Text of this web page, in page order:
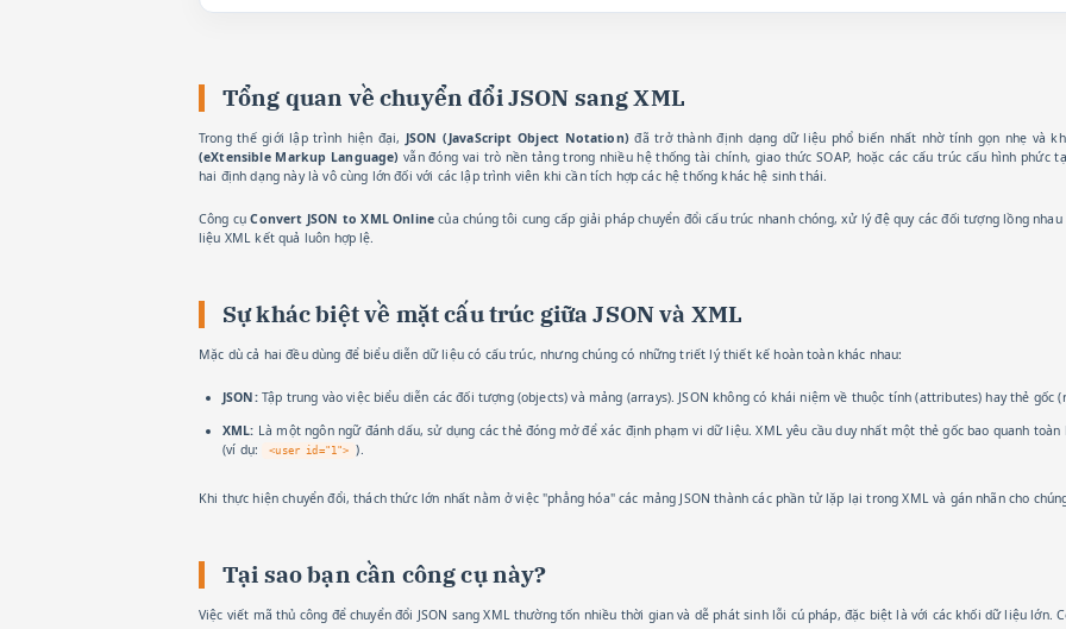
Tổng quan về chuyển đổi JSON sang XML
Trong thế giới lập trình hiện đại, JSON (JavaScript Object Notation) đã trở thành định dạng dữ liệu phổ biến nhất nhờ tính gọn nhẹ và
(eXtensible Markup Language) vẫn đóng vai trò nền tảng trong nhiều hệ thống tài chính, giao thức SOAP, hoặc các cấu trúc cấu hình phức
hai định dạng này là vô cùng lớn đối với các lập trình viên khi cần tích hợp các hệ thống khác hệ sinh thái.
Công cụConvert JSON to XML Online của chúng tôi cung cấp giải pháp chuyển đổi cấu trúc nhanh chóng, xử lý đệ quy các đối tượng lồng
liệu XML kết quả luôn hợp lệ.
Sự khác biệt về mặt cấu trúc giữa JSON và XML
Mặc dù cả hai đều dùng để biểu diễn dữ liệu có cấu trúc, nhưng chúng có những triết lý thiết kế hoàn toàn khác nhau:
JSON:Tập trung vào việc biểu diễn các đối tượng (objects) và mảng (arrays). JSON không có khái niệm về thuộc tính (attributes) hay thẻ
XML: Là một ngôn ngữ đánh dấu, sử dụng các thẻ đóng mở để xác định phạm vi dữ liệu. XML yêu cầu duy nhất một thẻ gốc bao quanh
(ví dụ:
<user id="1"> ).
Khi thực hiện chuyển đổi, thách thức lớn nhất nằm ở việc "phẳng hóa" các mảng JSON thành các phần tử lặp lại trong XML và gán nhãn cho
Tại sao bạn cần công cụ này?
Việc viết mã thủ công để chuyển đổi JSON sang XML thường tốn nhiều thời gian và dễ phát sinh lỗi cú pháp, đặc biệt là với các khối dữ liệu lớn.